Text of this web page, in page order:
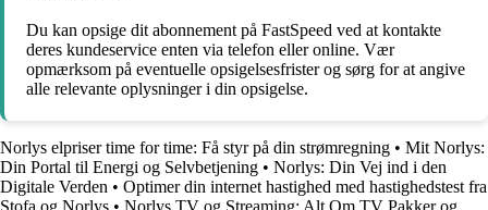
Du kan opsige dit abonnement på FastSpeed ved at kontakte
deres kundeservice enten via telefon eller online. Vær
opmærksom på eventuelle opsigelsesfrister og sørg for at angive
alle relevante oplysninger i din opsigelse.
Norlys elpriser time for time: Få styr på din strømregning • Mit Norlys:
Din Portal til Energi og Selvbetjening • Norlys: Din Vej ind i den
Digitale Verden • Optimer din internet hastighed med hastighedstest fra
Stofa og Norlys • Norlys TV og Streaming: Alt Om TV Pakker og